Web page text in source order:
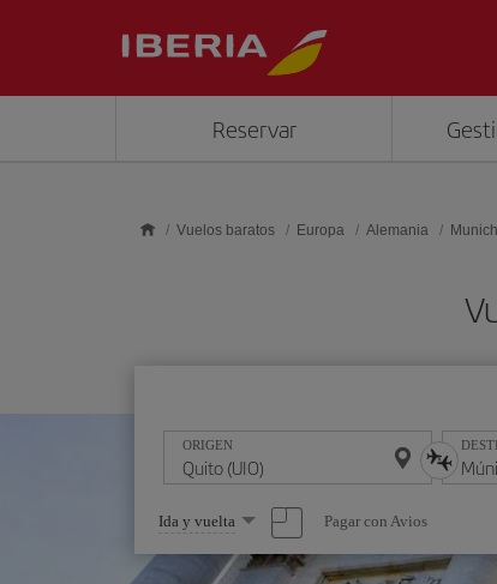
Reservar
Vuelos baratos Europa Alemania Munich
ORIGEN
Seleccione
una
opción
Ida y vuelta Pagar con Avios